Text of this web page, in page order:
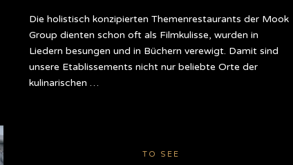
Die holistisch konzipierten Themenrestaurants der Mook
Group dienten schon oft als Filmkulisse, wurden in
Liedern besungen und in Büchern verewigt. Damit sind
unsere Etablissements nicht nur beliebte Orte der
kulinarischen …
TO SEE